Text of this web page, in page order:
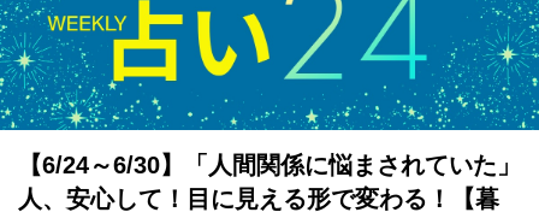
【6/24～6/30】「人間関係に悩まされていた」
人、安心して！目に見える形で変わる！【暮